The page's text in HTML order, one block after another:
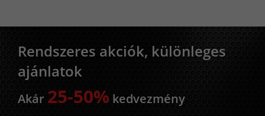
Rendszeres akciók, különleges
ajánlatok
Akár 25-50% kedvezmény